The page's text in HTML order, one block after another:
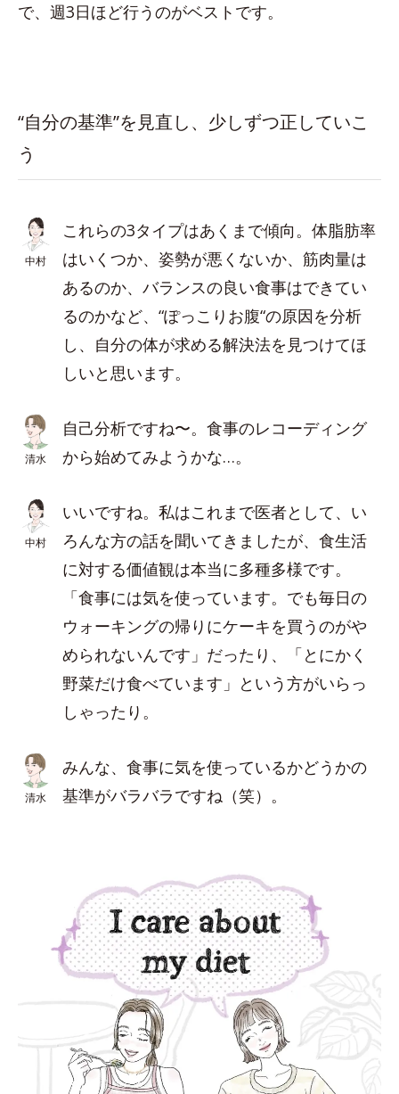
で、週3日ほど行うのがベストです。
“自分の基準”を見直し、少しずつ正していこ
う
中村
これらの3タイプはあくまで傾向。体脂肪率
はいくつか、姿勢が悪くないか、筋肉量は
あるのか、バランスの良い食事はできてい
るのかなど、“ぽっこりお腹“の原因を分析
し、自分の体が求める解決法を見つけてほ
しいと思います。
清水
自己分析ですね〜。食事のレコーディング
から始めてみようかな…。
中村
いいですね。私はこれまで医者として、い
ろんな方の話を聞いてきましたが、食生活
に対する価値観は本当に多種多様です。
「食事には気を使っています。でも毎日の
ウォーキングの帰りにケーキを買うのがや
められないんです」だったり、「とにかく
野菜だけ食べています」という方がいらっ
しゃったり。
清水
みんな、食事に気を使っているかどうかの
基準がバラバラですね（笑）。